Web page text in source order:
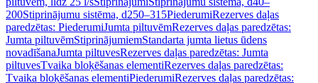
200Stiprinājumu sistēma, d250–315PiederumiRezerves daļas
paredzētas: PiederumiJumta piltuvēmRezerves daļas paredzētas:
Jumta piltuvēmStiprinājumiemStandarta jumta lietus ūdens
novadīšanaJumta piltuvesRezerves daļas paredzētas: Jumta
piltuvesTvaika bloķēšanas elementiRezerves daļas paredzētas:
Tvaika bloķēšanas elementiPiederumiRezerves daļas paredzētas: